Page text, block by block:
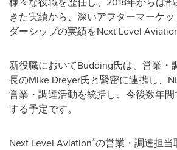
きた実績から、深いアフターマーケ
ダーシップの実績をNext Level
新役職においてBudding氏は、営業・
長のMike Dreyer氏と緊密に連携し、
営業・調達活動を統括し、今後数年
する予定です。
Next Level Aviation®の営業・調達担当